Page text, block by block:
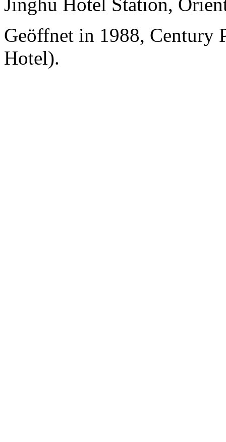
Jinghu Hotel Station,
Geöffnet in 1988, Century
Hotel).